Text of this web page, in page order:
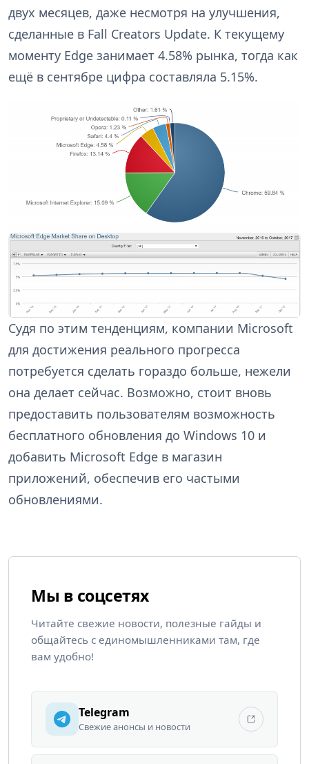
двух месяцев, даже несмотря на улучшения,
сделанные в Fall Creators Update. К текущему
моменту Edge занимает 4.58% рынка, тогда как
ещё в сентябре цифра составляла 5.15%.
Судя по этим тенденциям, компании Microsoft
для достижения реального прогресса
потребуется сделать гораздо больше, нежели
она делает сейчас. Возможно, стоит вновь
предоставить пользователям возможность
бесплатного обновления до Windows 10 и
добавить Microsoft Edge в магазин
приложений, обеспечив его частыми
обновлениями.
Мы в соцсетях
Читайте свежие новости, полезные гайды и
общайтесь с единомышленниками там, где
вам удобно!
Telegram
Свежие анонсы и новости